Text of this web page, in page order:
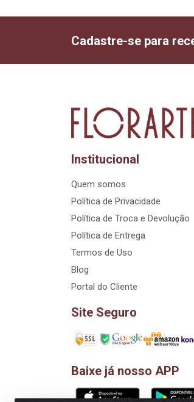
Cadastre-se para
Institucional
Quem somos
Política de Privacidade
Política de Troca e Devolução
Política de Entrega
Termos de Uso
Blog
Portal do Cliente
Site Seguro
Baixe já nosso APP